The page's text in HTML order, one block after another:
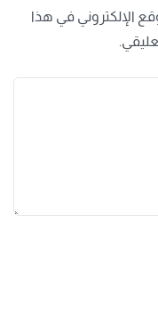
الإلكتروني في هذا